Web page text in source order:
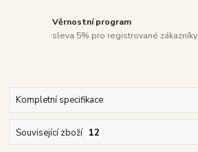
Věrnostní program
sleva 5% pro registrované zákazníky
Kompletní specifikace
Související zboží 12